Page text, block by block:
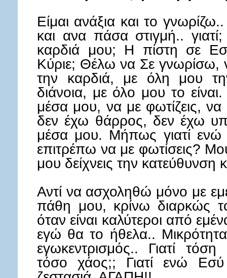
Είμαι ανάξια και το
και ανα πάσα στιγμή..
καρδιά μου; Η πίστη σε
Κύριε; Θέλω να Σε γνωρίσω,
την καρδιά, με όλη μου
διάνοια, με όλο μου το
μέσα μου, να με φωτίζεις, να
δεν έχω θάρρος, δεν έχω
μέσα μου. Μήπως γιατί
επιτρέπω να με φωτίσεις?
μου δείχνεις την
Αντί να ασχοληθώ μόνο με
πάθη μου, κρίνω διαρκώς
όταν είναι καλύτεροι από
εγώ θα το ήθελα..
εγωκεντρισμός.. Γιατί
τόσο χάος;; Γιατί ενώ